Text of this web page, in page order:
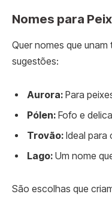
Nomes para
Quer nomes que
sugestões:
Aurora: Para
Pólen: Fofo e
Trovão: Ideal para
Lago: Um nome
São escolhas que